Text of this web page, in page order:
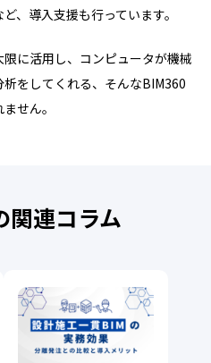
、導入支援も行っています。
に活用し、コンピュータが機械
をしてくれる、そんなBIM360
せん。
関連コラム